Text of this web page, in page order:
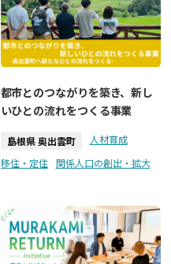
都市とのつながりを築き、新し
いひとの流れをつくる事業
島根県 奥出雲町
人材育成
移住・定住
関係人口の創出・拡大